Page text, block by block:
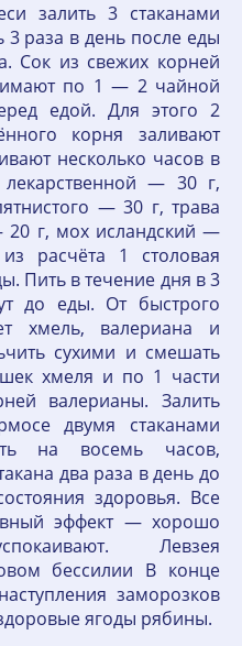
залить 3 стаканами
3 раза в день после еды
Сок из свежих корней
по 1 — 2 чайной
едой. Для этого 2
корня заливают
несколько часов в
— 30 г,
— 30 г, трава
г, мох исландский —
расчёта 1 столовая
Пить в течение дня в 3
до еды. От быстрого
хмель, валериана и
сухими и смешать
хмеля и по 1 части
валерианы. Залить
двумя стаканами
на восемь часов,
два раза в день до
здоровья. Все
эффект — хорошо
Левзея
бессилии В конце
заморозков
ягоды рябины.